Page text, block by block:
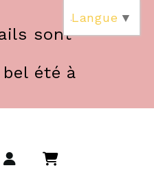
sont
été à
Langue ▼